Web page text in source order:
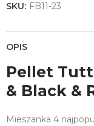
SKU: FB11-23
OPIS
Pellet
& Black &
Mieszanka 4